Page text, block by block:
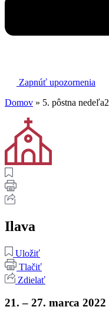
Zapnúť upozornenia
Domov » 5. pôstna
Ilava
Uložiť
Tlačiť
Zdielať
21. – 27. marca 2022